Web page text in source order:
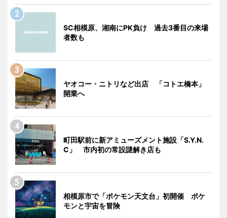
SC相模原、湘南にPK負け 過去3番目の来場
者数も
ヤオコー・ニトリなど出店 「コトエ橋本」
開業へ
町田駅前に新アミューズメント施設「S.Y.N.
C」 市内初の常設謎解き店も
相模原市で「ポケモン天文台」初開催 ポケ
モンと宇宙を冒険